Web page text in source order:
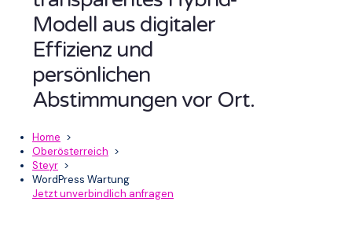
Modell aus digitaler
Effizienz und
persönlichen
Abstimmungen vor Ort.
Home >
Oberösterreich >
Steyr >
WordPress Wartung
Jetzt unverbindlich anfragen